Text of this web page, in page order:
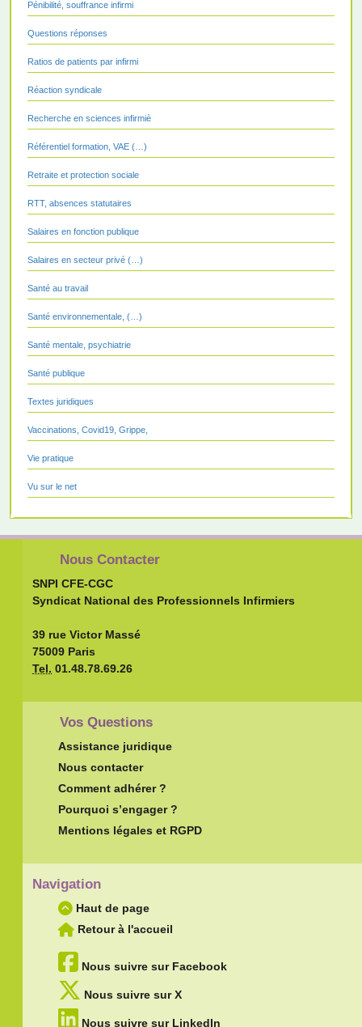
Pénibilité, souffrance infirmi
Questions réponses
Ratios de patients par infirmi
Réaction syndicale
Recherche en sciences infirmiè
Référentiel formation, VAE (…)
Retraite et protection sociale
RTT, absences statutaires
Salaires en fonction publique
Salaires en secteur privé (…)
Santé au travail
Santé environnementale, (…)
Santé mentale, psychiatrie
Santé publique
Textes juridiques
Vaccinations, Covid19, Grippe,
Vie pratique
Vu sur le net
Nous Contacter
SNPI CFE-CGC
Syndicat National des Professionnels Infirmiers
39 rue Victor Massé
75009 Paris
Tel. 01.48.78.69.26
Vos Questions
Assistance juridique
Nous contacter
Comment adhérer ?
Pourquoi s’engager ?
Mentions légales et RGPD
Navigation
Haut de page
Retour à l'accueil
Nous suivre sur Facebook
Nous suivre sur X
Nous suivre sur LinkedIn